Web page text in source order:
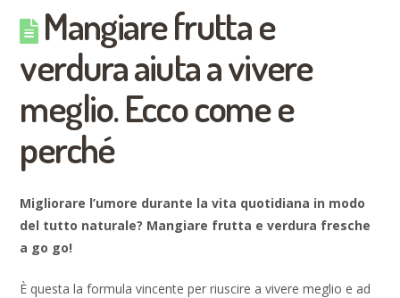
Mangiare frutta e
verdura aiuta a vivere
meglio. Ecco come e
perché
Migliorare l’umore durante la vita quotidiana in modo
del tutto naturale? Mangiare frutta e verdura fresche
a go go!
È questa la formula vincente per riuscire a vivere meglio e ad